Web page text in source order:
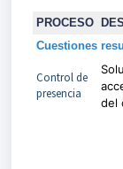
PROCESO
Cuestiones
Control de
presencia
del